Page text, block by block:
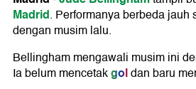
Madrid. Performanya berbeda jauh
dengan musim lalu.
Bellingham mengawali musim ini
Ia belum mencetakgoldan baru